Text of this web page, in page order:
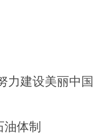
力建设美丽中国
油体制